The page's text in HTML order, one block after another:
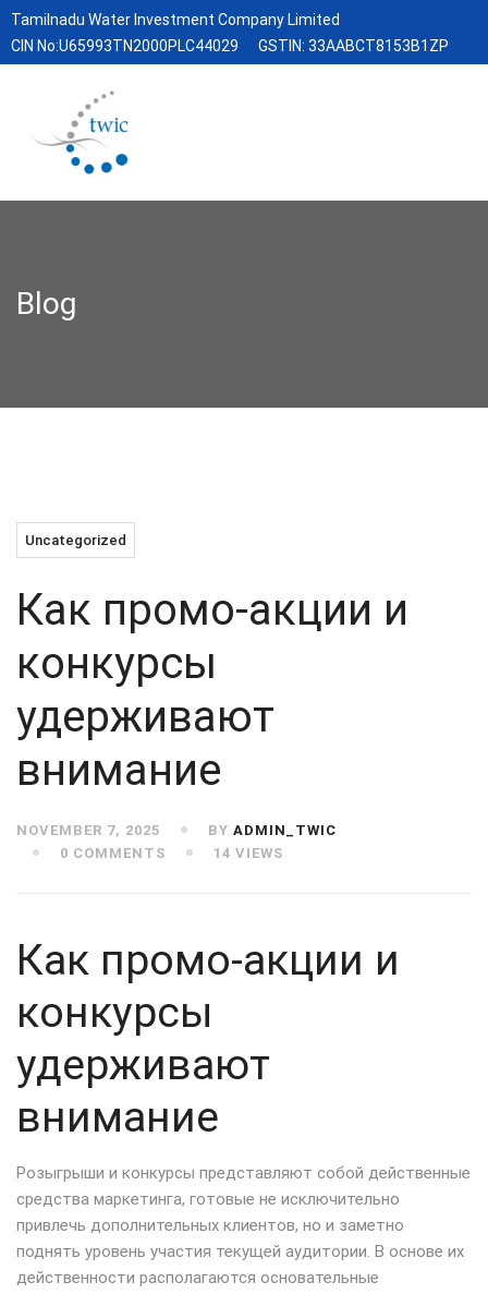
Tamilnadu Water Investment Company Limited
CIN No:U65993TN2000PLC44029
GSTIN: 33AABCT8153B1ZP
Blog
Uncategorized
Как промо-акции и
конкурсы
удерживают
внимание
NOVEMBER 7, 2025 BY ADMIN_TWIC
0 COMMENTS
14 VIEWS
Как промо-акции и
конкурсы
удерживают
внимание
Розыгрыши и конкурсы представляют собой действенные
средства маркетинга, готовые не исключительно
привлечь дополнительных клиентов, но и заметно
поднять уровень участия текущей аудитории. В основе их
действенности располагаются основательные